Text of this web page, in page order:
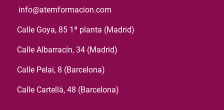
info@atemformacion.com
Calle Goya, 85 1ª planta (Madrid)
Calle Albarracín, 34 (Madrid)
Calle Pelai, 8 (Barcelona)
Calle Cartellà, 48 (Barcelona)